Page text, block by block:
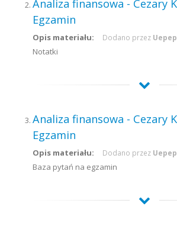
Analiza finansowa - Cezary
Egzamin
Dodano przez Uepep
Opis materiału:
Notatki
Analiza finansowa - Cezary
Egzamin
Dodano przez Uepep
Opis materiału:
Baza pytań na egzamin